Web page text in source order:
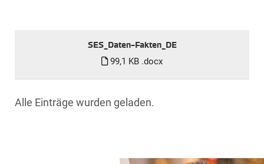
SES_Daten-Fakten_DE
99,1 KB .docx
Alle Einträge wurden geladen.